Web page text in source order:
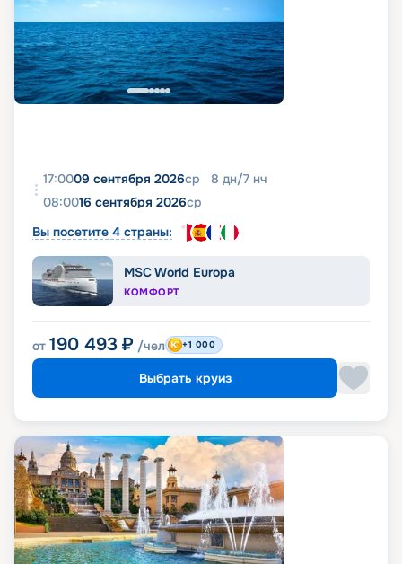
17:0009 сентября 2026ср 8 дн/7 нч
08:0016 сентября 2026ср
Вы посетите 4 страны:
MSC World Europa
КОМФОРТ
от 190 493 ₽ /чел +1 000
Выбрать круиз